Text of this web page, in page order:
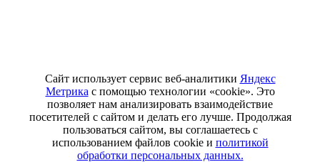
Сайт использует сервис веб-аналитики Яндекс
Метрика с помощью технологии «cookie». Это
позволяет нам анализировать взаимодействие
посетителей с сайтом и делать его лучше. Продолжая
пользоваться сайтом, вы соглашаетесь с
использованием файлов cookie и политикой
обработки персональных данных.